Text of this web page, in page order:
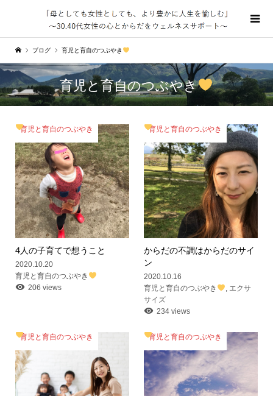
ブログ 育児と育自のつぶやき
育児と育自のつぶやき
育児と育自のつぶやき
4人の子育てで想うこと
2020.10.20
育児と育自のつぶやき
206 views
育児と育自のつぶやき
からだの不調はからだのサイ
ン
2020.10.16
育児と育自のつぶやき
エクサ
サイズ
234 views
育児と育自のつぶやき 育児と育自のつぶやき